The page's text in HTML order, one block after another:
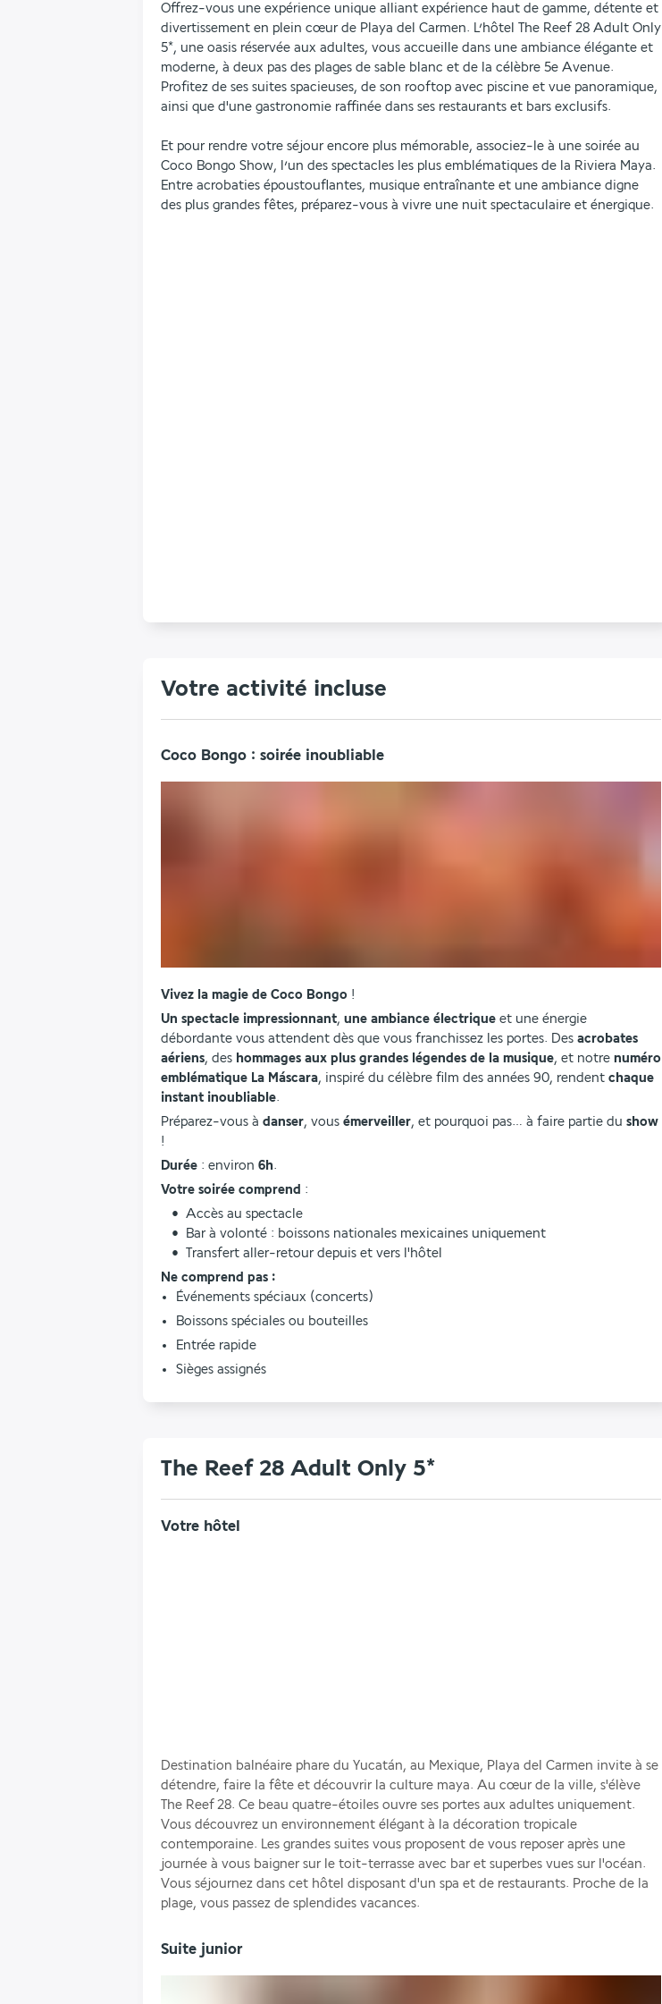
Offrez-vous une expérience unique alliant expérience haut de gamme, détente et
divertissement en plein cœur de Playa del Carmen. L’hôtel The Reef 28 Adult Only
5*, une oasis réservée aux adultes, vous accueille dans une ambiance élégante et
moderne, à deux pas des plages de sable blanc et de la célèbre 5e Avenue.
Profitez de ses suites spacieuses, de son rooftop avec piscine et vue panoramique,
ainsi que d'une gastronomie raffinée dans ses restaurants et bars exclusifs.
Et pour rendre votre séjour encore plus mémorable, associez-le à une soirée au
Coco Bongo Show, l’un des spectacles les plus emblématiques de la Riviera Maya.
Entre acrobaties époustouflantes, musique entraînante et une ambiance digne
des plus grandes fêtes, préparez-vous à vivre une nuit spectaculaire et énergique.
Votre activité incluse
Coco Bongo : soirée inoubliable
Vivez la magie de Coco Bongo !
Un spectacle impressionnant, une ambiance électrique et une énergie
débordante vous attendent dès que vous franchissez les portes. Des acrobates
aériens, des hommages aux plus grandes légendes de la musique, et notre numéro
emblématique La Máscara, inspiré du célèbre film des années 90, rendent chaque
instant inoubliable.
Préparez-vous à danser, vous émerveiller, et pourquoi pas… à faire partie du show
!
Durée : environ 6h.
Votre soirée comprend :
   •  Accès au spectacle
   •  Bar à volonté : boissons nationales mexicaines uniquement
   •  Transfert aller-retour depuis et vers l'hôtel
Ne comprend pas :
Événements spéciaux (concerts)
Boissons spéciales ou bouteilles
Entrée rapide
Sièges assignés
The Reef 28 Adult Only 5*
Votre hôtel
Destination balnéaire phare du Yucatán, au Mexique, Playa del Carmen invite à se
détendre, faire la fête et découvrir la culture maya. Au cœur de la ville, s'élève
The Reef 28. Ce beau quatre-étoiles ouvre ses portes aux adultes uniquement.
Vous découvrez un environnement élégant à la décoration tropicale
contemporaine. Les grandes suites vous proposent de vous reposer après une
journée à vous baigner sur le toit-terrasse avec bar et superbes vues sur l'océan.
Vous séjournez dans cet hôtel disposant d'un spa et de restaurants. Proche de la
plage, vous passez de splendides vacances.
Suite junior